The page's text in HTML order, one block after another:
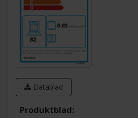
Datablad
Produktblad: